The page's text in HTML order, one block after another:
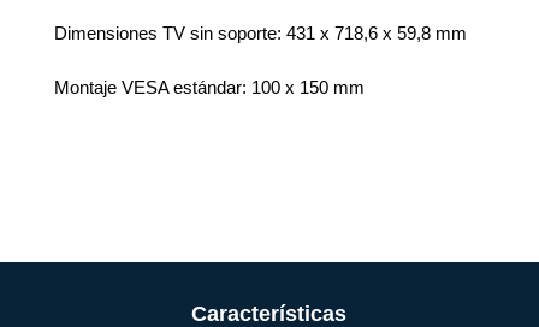
Dimensiones TV sin soporte: 431 x 718,6 x 59,8 mm
Montaje VESA estándar: 100 x 150 mm
Características